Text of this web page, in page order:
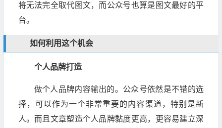
将无法完全取代图文，而公众号也算是图文最好的平
台。
如何利用这个机会
个人品牌打造
做个人品牌内容输出的。公众号依然是不错的选
择，可以作为一个非常重要的内容渠道，特别是新
人。而且文章塑造个人品牌黏度更高，更容易建立深